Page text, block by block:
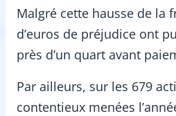
Malgré cette hausse de la
d’euros de préjudice ont
près d’un quart avant
Par ailleurs, sur les 679
contentieux menées